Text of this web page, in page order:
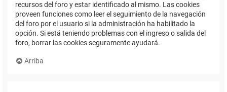
recursos del foro y estar identificado al mismo. Las cookies
proveen funciones como leer el seguimiento de la navegación
del foro por el usuario si la administración ha habilitado la
opción. Si está teniendo problemas con el ingreso o salida del
foro, borrar las cookies seguramente ayudará.
Arriba